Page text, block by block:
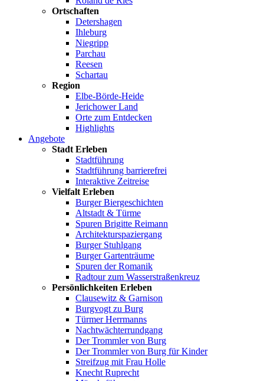
Ortschaften
Detershagen
Ihleburg
Niegripp
Parchau
Reesen
Schartau
Region
Elbe-Börde-Heide
Jerichower Land
Orte zum Entdecken
Highlights
Angebote
Stadt Erleben
Stadtführung
Stadtführung barrierefrei
Interaktive Zeitreise
Vielfalt Erleben
Burger Biergeschichten
Altstadt & Türme
Spuren Brigitte Reimann
Architekturspaziergang
Burger Stuhlgang
Burger Gartenträume
Spuren der Romanik
Radtour zum Wasserstraßenkreuz
Persönlichkeiten Erleben
Clausewitz & Garnison
Burgvogt zu Burg
Türmer Herrmanns
Nachtwächterrundgang
Der Trommler von Burg
Der Trommler von Burg für Kinder
Streifzug mit Frau Holle
Knecht Ruprecht